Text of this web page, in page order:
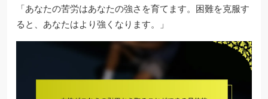
「あなたの苦労はあなたの強さを育てます。困難を克服す
ると、あなたはより強くなります。」